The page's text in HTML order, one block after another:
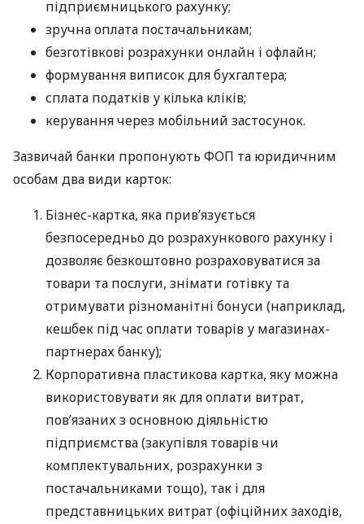
підприємницького рахунку;
зручна оплата постачальникам;
безготівкові розрахунки онлайн і офлайн;
формування виписок для бухгалтера;
сплата податків у кілька кліків;
керування через мобільний застосунок.
Зазвичай банки пропонують ФОП та юридичним
особам два види карток:
Бізнес-картка, яка прив’язується
безпосередньо до розрахункового рахунку і
дозволяє безкоштовно розраховуватися за
товари та послуги, знімати готівку та
отримувати різноманітні бонуси (наприклад,
кешбек під час оплати товарів у магазинах-
партнерах банку);
Корпоративна пластикова картка, яку можна
використовувати як для оплати витрат,
пов’язаних з основною діяльністю
підприємства (закупівля товарів чи
комплектувальних, розрахунки з
постачальниками тощо), так і для
представницьких витрат (офіційних заходів,